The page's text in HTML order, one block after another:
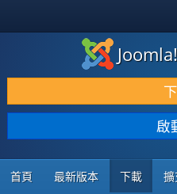
下載 & 擴充
發現 & 學習
社群 & 支援
程式者資源
啟
首頁 最新版本 下載